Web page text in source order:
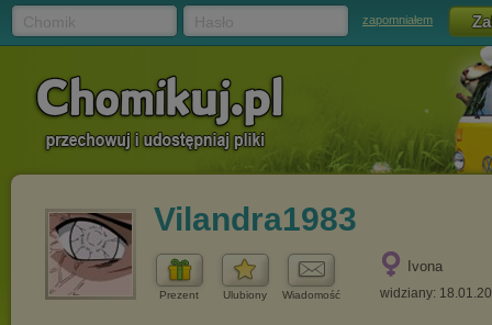
zapomniałem
Vilandra1983
Prezent Ulubiony Wiadomość
Ivona
widziany: